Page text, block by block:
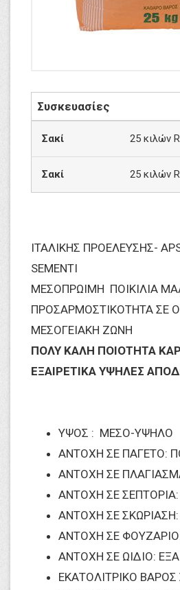
Συσκευασίες
Σακί 25 κιλών
Σακί 25 κιλών
ΙΤΑΛΙΚΗΣ ΠΡΟΕΛΕΥΣΗΣ-
SEMENTI
ΜΕΣΟ​ΠΡΩΙΜΗ ΠΟΙΚΙΛΙΑ
ΠΡΟΣΑΡΜΟΣΤΙΚΟΤΗΤΑ ΣΕ
ΜΕΣΟΓΕΙΑΚΗ ΖΩΝΗ
ΠΟΛΥ ΚΑΛΗ ΠΟΙΟΤΗΤΑ
ΕΞΑΙΡΕΤΙΚΑ ΥΨΗΛΕΣ
ΥΨΟΣ : ΜΕΣΟ-ΥΨΗΛΟ
ΑΝΤΟΧΗ ΣΕ ΠΑΓΕΤΟ:
ΑΝΤΟΧΗ ΣΕ
ΑΝΤΟΧΗ ΣΕ
ΑΝΤΟΧΗ ΣΕ
ΑΝΤΟΧΗ ΣΕ
ΑΝΤΟΧΗ ΣΕ ΩΙΔΙΟ:
ΕΚΑΤΟΛΙΤΡΙΚΟ